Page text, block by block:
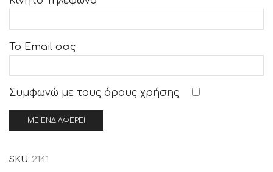
Το Email σας
Συμφωνώ με τους όρους χρήσης
SKU: 2141